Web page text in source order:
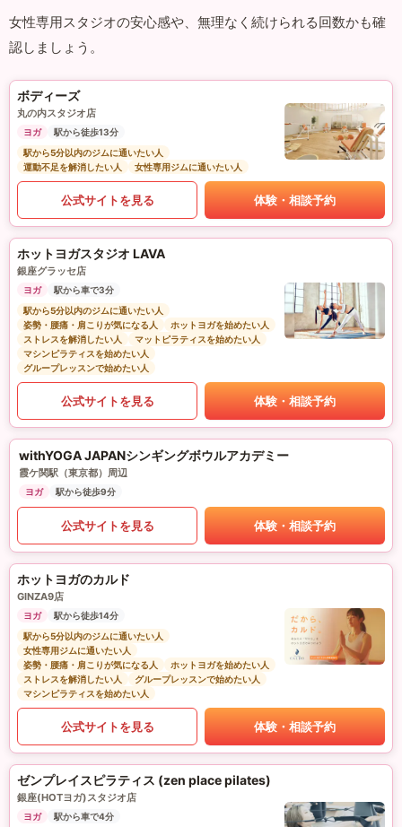
女性専用スタジオの安心感や、無理なく続けられる回数かも確
認しましょう。
ボディーズ
丸の内スタジオ店
ヨガ
駅から徒歩13分
駅から5分以内のジムに通いたい人
運動不足を解消したい人
女性専用ジムに通いたい人
公式サイトを見る 体験・相談予約
ホットヨガスタジオ LAVA
銀座グラッセ店
ヨガ
駅から車で3分
駅から5分以内のジムに通いたい人
姿勢・腰痛・肩こりが気になる人
ホットヨガを始めたい人
ストレスを解消したい人
マットピラティスを始めたい人
マシンピラティスを始めたい人
グループレッスンで始めたい人
公式サイトを見る 体験・相談予約
withYOGA JAPANシンギングボウルアカデミー
霞ケ関駅（東京都）周辺
ヨガ 駅から徒歩9分
公式サイトを見る 体験・相談予約
ホットヨガのカルド
GINZA9店
ヨガ
駅から徒歩14分
駅から5分以内のジムに通いたい人
女性専用ジムに通いたい人
姿勢・腰痛・肩こりが気になる人
ホットヨガを始めたい人
ストレスを解消したい人
グループレッスンで始めたい人
マシンピラティスを始めたい人
公式サイトを見る 体験・相談予約
ゼンプレイスピラティス (zen place pilates)
銀座(HOTヨガ)スタジオ店
ヨガ 駅から車で4分